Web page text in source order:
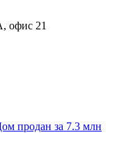
офис 21
продан за 7.3 млн